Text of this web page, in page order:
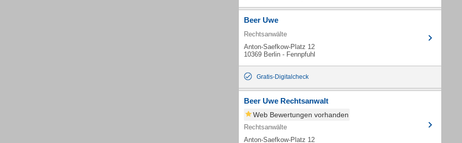
Beer Uwe
Rechtsanwälte
Anton-Saefkow-Platz 12
10369 Berlin - Fennpfuhl
Gratis-Digitalcheck
Beer Uwe Rechtsanwalt
Web Bewertungen vorhanden
Rechtsanwälte
Anton-Saefkow-Platz 12